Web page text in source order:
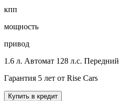
кпп
мощность
привод
1.6 л. Автомат 128 л.с. Передний
Гарантия 5 лет от Rise Cars
Купить в кредит